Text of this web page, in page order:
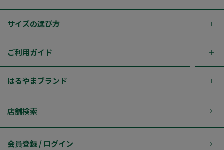
サイズの選び方
ご利用ガイド
はるやまブランド
店舗検索
会員登録 / ログイン